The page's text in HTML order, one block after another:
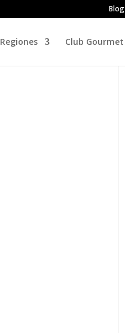
Blog
Regiones Club Gourmet